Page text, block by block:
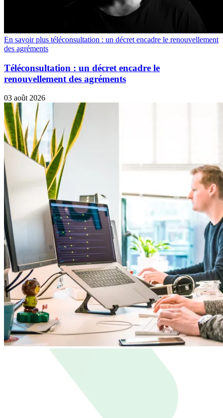
En savoir plus téléconsultation : un décret encadre le renouvellement
des agréments
Téléconsultation : un décret encadre le
renouvellement des agréments
03 août 2026